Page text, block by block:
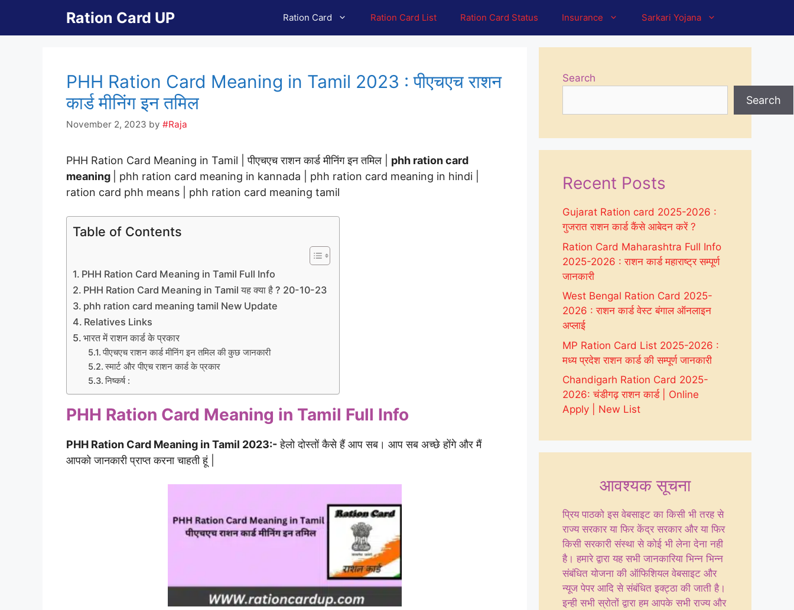
content
Ration Card UP Ration Card Ration Card List Ration Card Status Insurance Sarkari Yojana
PHH Ration Card Meaning in Tamil 2023 : पीएचएच राशन
कार्ड मीनिंग इन तमिल
November 2, 2023 by #Raja
PHH Ration Card Meaning in Tamil | पीएचएच राशन कार्ड मीनिंग इन तमिल | phh ration card
meaning
| phh ration card meaning in kannada | phh ration card meaning in hindi |
ration card phh means | phh ration card meaning tamil
Table of Contents
PHH Ration Card Meaning in Tamil Full Info
PHH Ration Card Meaning in Tamil यह क्या है ? 20-10-23
phh ration card meaning tamil New Update
Relatives Links
भारत में राशन कार्ड के प्रकार
पीएचएच राशन कार्ड मीनिंग इन तमिल की कुछ जानकारी
स्मार्ट और पीएच राशन कार्ड के प्रकार
निष्कर्ष :
PHH Ration Card Meaning in Tamil Full Info
PHH Ration Card Meaning in Tamil 2023:-हेलो दोस्तों कैसे हैं आप सब। आप सब अच्छे होंगे और मैं
आपको जानकारी प्राप्त करना चाहती हूं |
Search
Search
Recent Posts
Gujarat Ration card 2025-2026 :
गुजरात राशन कार्ड कैंसे आबेदन करें ?
Ration Card Maharashtra Full Info
2025-2026 : राशन कार्ड महाराष्ट्र सम्पूर्ण
जानकारी
West Bengal Ration Card 2025-
2026 : राशन कार्ड वेस्ट बंगाल ऑनलाइन
अप्लाई
MP Ration Card List 2025-2026 :
मध्य प्रदेश राशन कार्ड की सम्पूर्ण जानकारी
Chandigarh Ration Card 2025-
2026: चंडीगढ़ राशन कार्ड | Online
Apply | New List
आवश्यक सूचना
प्रिय पाठको इस वेबसाइट का किसी भी तरह से
राज्य सरकार या फिर केंद्र सरकार और या फिर
किसी सरकारी संस्था से कोई भी लेना देना नही
है। हमारे द्वारा यह सभी जानकारिया भिन्न भिन्न
संबंधित योजना की ऑफिशियल वेबसाइट और
न्यूज पेपर आदि से संबंधित इक्ट्ठा की जाती है।
इन्ही सभी स्रोतों द्वारा हम आपके सभी राज्य और